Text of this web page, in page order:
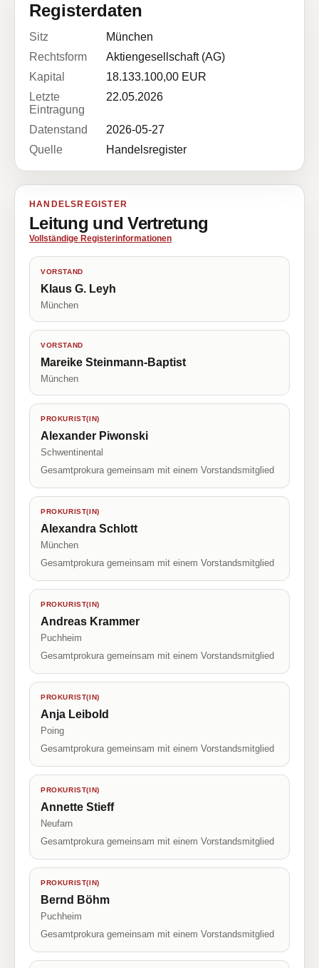
Registerdaten
Sitz
München
Rechtsform
Aktiengesellschaft (AG)
Kapital
18.133.100,00 EUR
Letzte
Eintragung
22.05.2026
Datenstand
2026-05-27
Quelle
Handelsregister
HANDELSREGISTER
Leitung und Vertretung
Vollständige Registerinformationen
VORSTAND
Klaus G. Leyh
München
VORSTAND
Mareike Steinmann-Baptist
München
PROKURIST(IN)
Alexander Piwonski
Schwentinental
Gesamtprokura gemeinsam mit einem Vorstandsmitglied
PROKURIST(IN)
Alexandra Schlott
München
Gesamtprokura gemeinsam mit einem Vorstandsmitglied
PROKURIST(IN)
Andreas Krammer
Puchheim
Gesamtprokura gemeinsam mit einem Vorstandsmitglied
PROKURIST(IN)
Anja Leibold
Poing
Gesamtprokura gemeinsam mit einem Vorstandsmitglied
PROKURIST(IN)
Annette Stieff
Neufarn
Gesamtprokura gemeinsam mit einem Vorstandsmitglied
PROKURIST(IN)
Bernd Böhm
Puchheim
Gesamtprokura gemeinsam mit einem Vorstandsmitglied